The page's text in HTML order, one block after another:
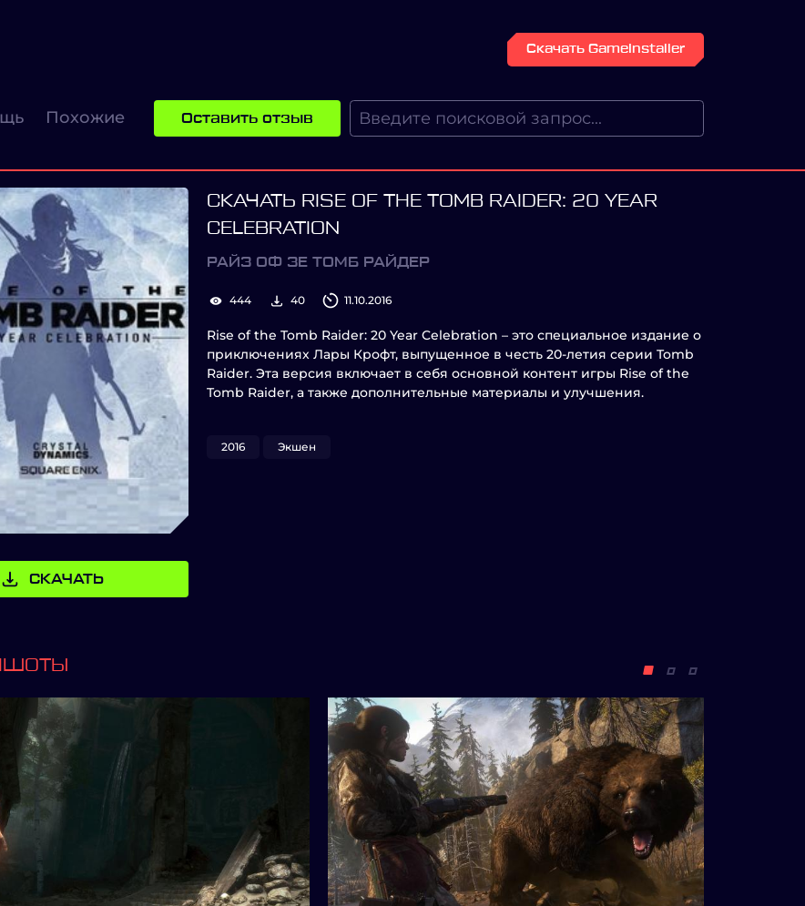
Скачать GameInstaller
Похожие Оставить отзыв
СКАЧАТЬ
СКАЧАТЬ RISE OF THE TOMB RAIDER: 20 YEAR
CELEBRATION
РАЙЗ ОФ ЗЕ ТОМБ РАЙДЕР
444 40 11.10.2016
Rise of the Tomb Raider: 20 Year Celebration – это специальное издание о
приключениях Лары Крофт, выпущенное в честь 20-летия серии Tomb
Raider. Эта версия включает в себя основной контент игры Rise of the
Tomb Raider, а также дополнительные материалы и улучшения.
2016 Экшен